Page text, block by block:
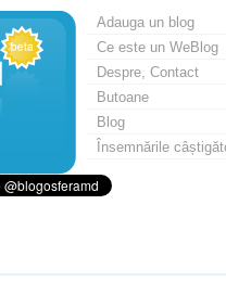
Adauga un blog
Ce este un WeBlog
Despre, Contact
Butoane
Blog
Însemnările